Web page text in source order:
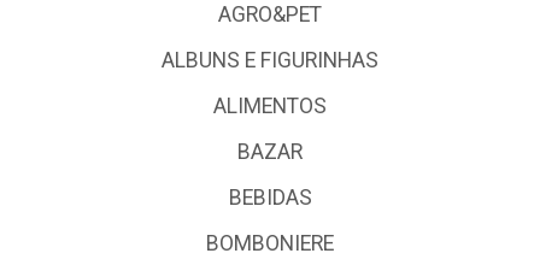
AGRO&PET
ALBUNS E FIGURINHAS
ALIMENTOS
BAZAR
BEBIDAS
BOMBONIERE